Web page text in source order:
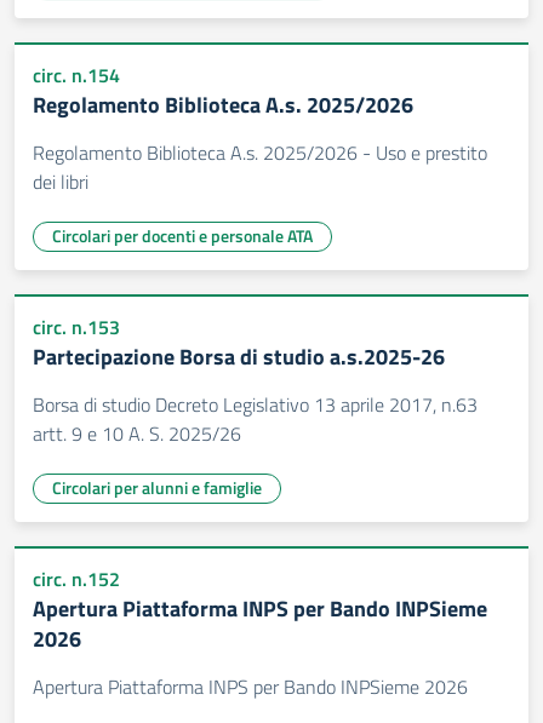
circ. n.154
Regolamento Biblioteca A.s. 2025/2026
Regolamento Biblioteca A.s. 2025/2026 - Uso e prestito
dei libri
Circolari per docenti e personale ATA
circ. n.153
Partecipazione Borsa di studio a.s.2025-26
Borsa di studio Decreto Legislativo 13 aprile 2017, n.63
artt. 9 e 10 A. S. 2025/26
Circolari per alunni e famiglie
circ. n.152
Apertura Piattaforma INPS per Bando INPSieme
2026
Apertura Piattaforma INPS per Bando INPSieme 2026